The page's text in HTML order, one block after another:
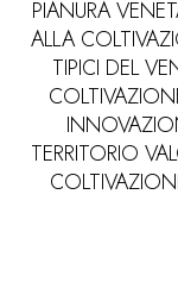
PIANURA
ALLA
TIPICI DEL
TERRITORIO